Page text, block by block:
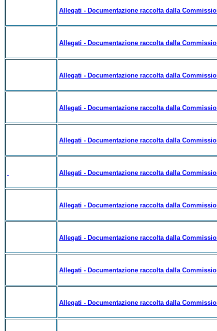
Allegati - Documentazione raccolta dalla
Allegati - Documentazione raccolta dalla
Allegati - Documentazione raccolta dalla
Allegati - Documentazione raccolta dalla
Allegati - Documentazione raccolta dalla
Allegati - Documentazione raccolta dalla
Allegati - Documentazione raccolta dalla
Allegati - Documentazione raccolta dalla
Allegati - Documentazione raccolta dalla
Allegati - Documentazione raccolta dalla